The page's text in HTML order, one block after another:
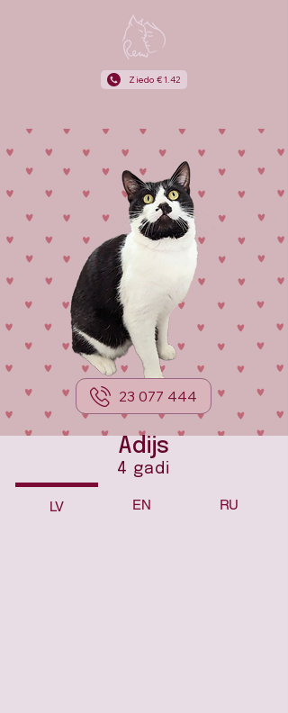
Ziedo €1.42
LV EN RU
23 077 444
Adijs
4 gadi